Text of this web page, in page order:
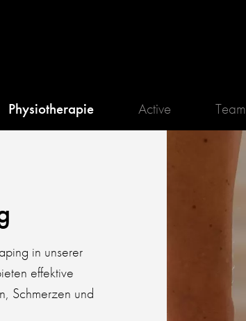
Physiotherapie Active Team
in unserer
effektive
Schmerzen und